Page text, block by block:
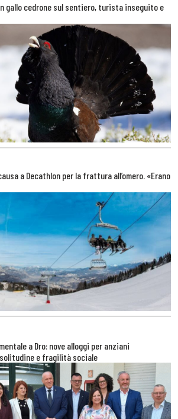
gallo cedrone sul sentiero, turista inseguito e
a Decathlon per la frattura all’omero. «Erano
a Dro: nove alloggi per anziani
e fragilità sociale